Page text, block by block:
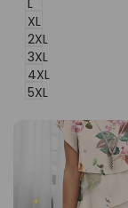
XL
2XL
3XL
4XL
5XL